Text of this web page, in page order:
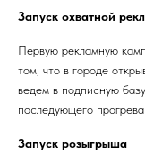
Запуск охватной
Первую рекламную
том, что в городе
ведем в подписную
последующего
Запуск розыгрыша